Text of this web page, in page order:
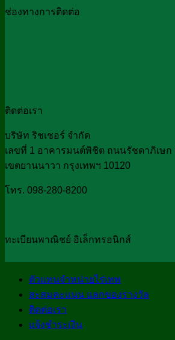
ช่องทางการติดต่อ
ติดต่อเรา
บริษัท ริชเชอร์ จำกัด
เลขที่ 1 อาคารมนต์พิชิต ถนนรัชดาภิเษก
เขตยานนาวา กรุงเทพฯ 10120
โทร. 098-280-8200
ทะเบียนพาณิชย์ อิเล็กทรอนิกส์
ตัวแทนจำหน่ายไร่เทพ
สะสมคะแนน แลกของรางวัล
ติดต่อเรา
แจ้งชำระเงิน